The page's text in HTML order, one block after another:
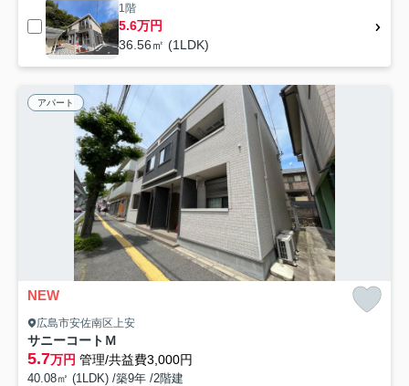
1階
5.6万円
36.56㎡ (1LDK)
アパート
NEW
広島市安佐南区上安
サニーコートＭ
5.7万円 管理/共益費3,000円
40.08㎡ (1LDK) /築9年 /2階建